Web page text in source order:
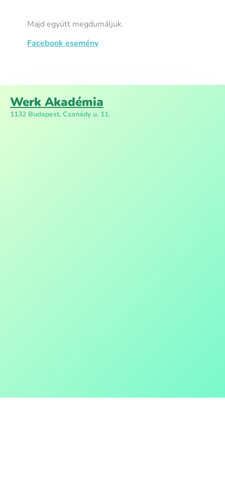
Majd együtt megdumáljuk.
Facebook esemény
Werk Akadémia
1132 Budapest, Csanády u. 11.